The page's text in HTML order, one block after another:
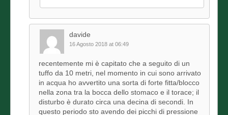
davide
16 Agosto 2018 at 06:49
recentemente mi è capitato che a seguito di un
tuffo da 10 metri, nel momento in cui sono arrivato
in acqua ho avvertito una sorta di forte fitta/blocco
nella zona tra la bocca dello stomaco e il torace; il
disturbo è durato circa una decina di secondi. In
questo periodo sto avendo dei picchi di pressione